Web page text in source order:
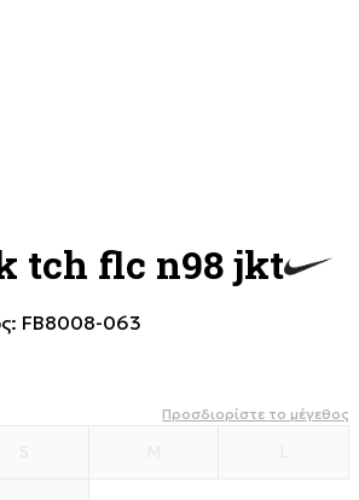
tch flc n98 jkt
FB8008-063
Προσδιορίστε το μέγεθος